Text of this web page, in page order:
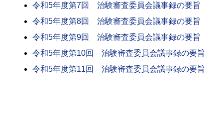
令和5年度第7回 治験審査委員会議事録の要旨
令和5年度第8回 治験審査委員会議事録の要旨
令和5年度第9回 治験審査委員会議事録の要旨
令和5年度第10回 治験審査委員会議事録の要旨
令和5年度第11回 治験審査委員会議事録の要旨